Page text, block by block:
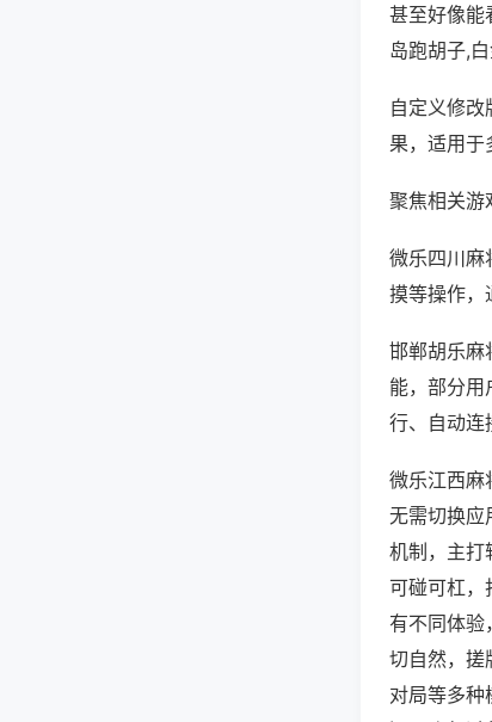
甚至好像能
岛跑胡子,
自定义修
果，适用于
聚焦相关游
微乐四川麻
摸等操作，
邯郸胡乐麻
能，部分用
行、自动连
微乐江西麻
无需切换应
机制，主打
可碰可杠，
有不同体验
切自然，搓
对局等多种